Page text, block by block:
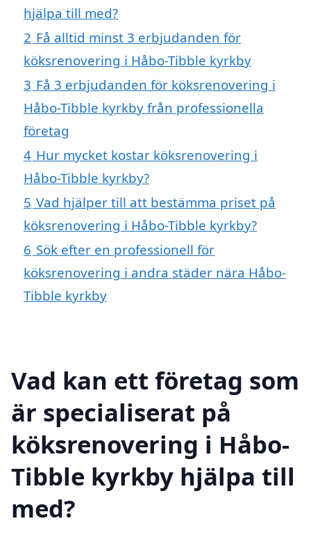
hjälpa till med?
2 Få alltid minst 3 erbjudanden för
köksrenovering i Håbo-Tibble kyrkby
3 Få 3 erbjudanden för köksrenovering i
Håbo-Tibble kyrkby från professionella
företag
4 Hur mycket kostar köksrenovering i
Håbo-Tibble kyrkby?
5 Vad hjälper till att bestämma priset på
köksrenovering i Håbo-Tibble kyrkby?
6 Sök efter en professionell för
köksrenovering i andra städer nära Håbo-
Tibble kyrkby
Vad kan ett företag som
är specialiserat på
köksrenovering i Håbo-
Tibble kyrkby hjälpa till
med?